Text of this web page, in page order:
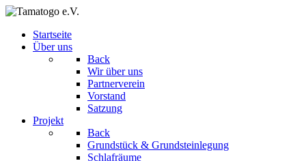
Startseite
Über uns
Back
Wir über uns
Partnerverein
Vorstand
Satzung
Projekt
Back
Grundstück & Grundsteinlegung
Schlafräume